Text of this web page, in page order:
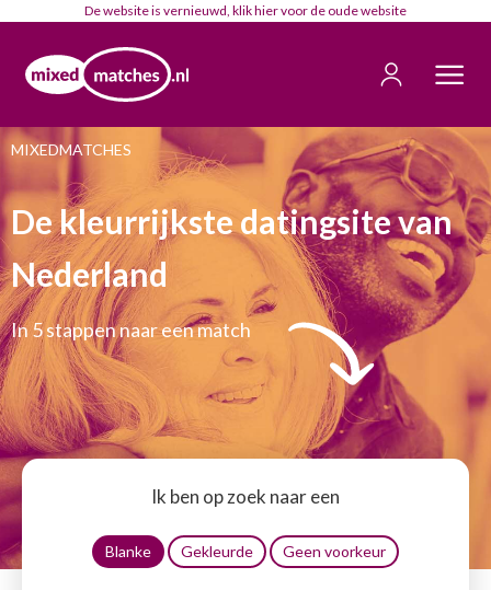
De website is vernieuwd, klikhiervoor de oude website
MIXEDMATCHES
De kleurrijkste datingsite van
Nederland
In 5 stappen naar een match
Ik ben op zoek naar een
Blanke Gekleurde Geen voorkeur